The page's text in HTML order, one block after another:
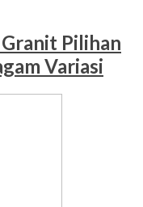
Pilihan
Variasi